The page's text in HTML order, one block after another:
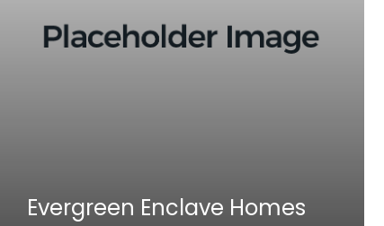
Evergreen Enclave Homes